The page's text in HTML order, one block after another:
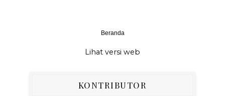
Beranda
Lihat versi web
KONTRIBUTOR